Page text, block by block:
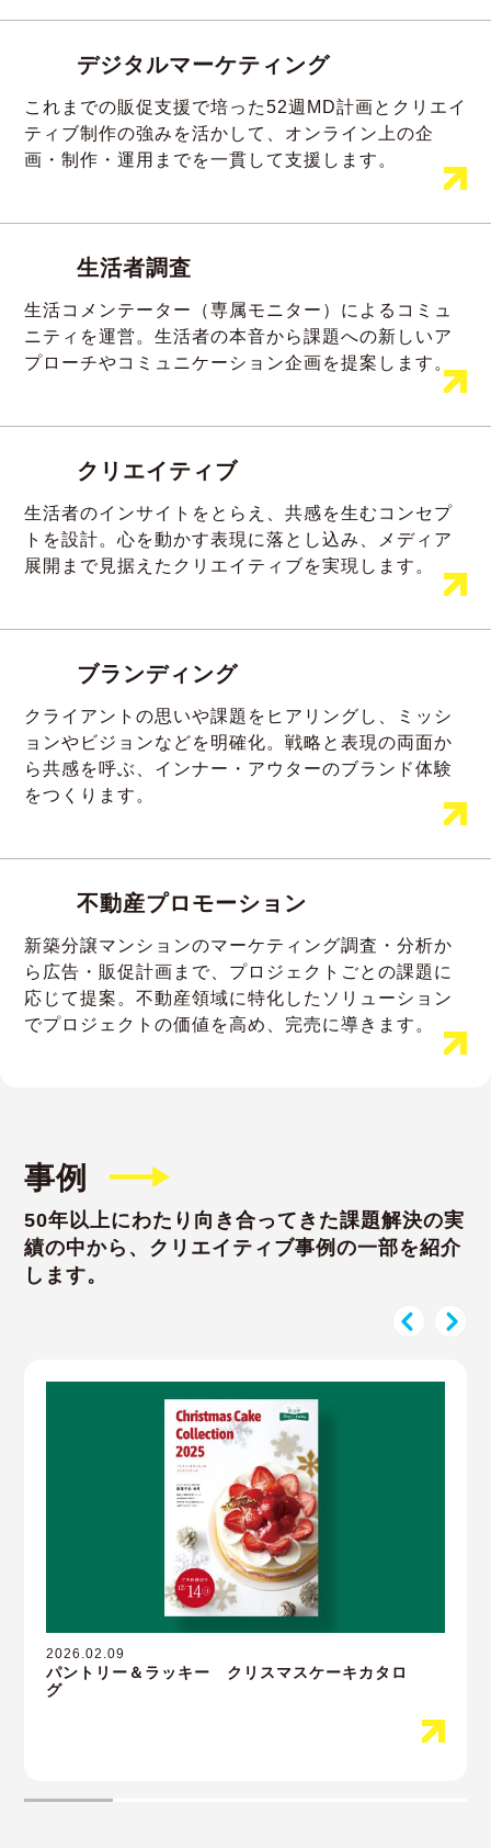
デジタルマーケティング
これまでの販促支援で培った52週MD計画とクリエイ
ティブ制作の強みを活かして、オンライン上の企
画・制作・運用までを一貫して支援します。
生活者調査
生活コメンテーター（専属モニター）によるコミュ
ニティを運営。生活者の本音から課題への新しいア
プローチやコミュニケーション企画を提案します。
クリエイティブ
生活者のインサイトをとらえ、共感を生むコンセプ
トを設計。心を動かす表現に落とし込み、メディア
展開まで見据えたクリエイティブを実現します。
ブランディング
クライアントの思いや課題をヒアリングし、ミッシ
ョンやビジョンなどを明確化。戦略と表現の両面か
ら共感を呼ぶ、インナー・アウターのブランド体験
をつくります。
不動産プロモーション
新築分譲マンションのマーケティング調査・分析か
ら広告・販促計画まで、プロジェクトごとの課題に
応じて提案。不動産領域に特化したソリューション
でプロジェクトの価値を高め、完売に導きます。
事例
50年以上にわたり向き合ってきた課題解決の実
績の中から、 クリエイティブ事例の一部を紹介
します。
2026.02.09
パントリー＆ラッキー クリスマスケーキカタロ
グ